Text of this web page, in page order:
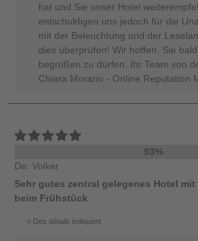
hat und Sie unser Hotel
entschuldigen uns jedoch für die
mit der Beleuchtung und der
dies überprüfen! Wir hoffen, Sie
begrüßen zu dürfen. Ihr Team von
Chiara Morano - Online Reputation
93%
De: Volker
Sehr gutes zentral gelegenes Hotel
beim Frühstück
Des détails indiquent